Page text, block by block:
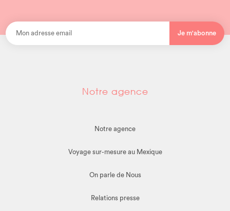
Je m'abonne
Notre agence
Notre agence
Voyage sur-mesure au Mexique
On parle de Nous
Relations presse